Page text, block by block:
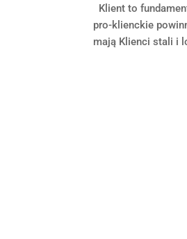
Klient to
pro-klienckie
mają Klienci stali i